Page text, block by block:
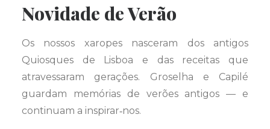
Novidade de Verão
Os nossos xaropes nasceram dos antigos
Quiosques de Lisboa e das receitas que
atravessaram gerações. Groselha e Capilé
guardam memórias de verões antigos — e
continuam a inspirar‑nos.